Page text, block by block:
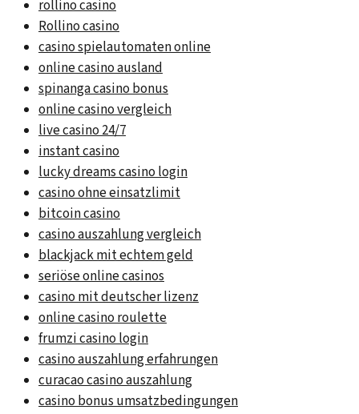
rollino casino
Rollino casino
casino spielautomaten online
online casino ausland
spinanga casino bonus
online casino vergleich
live casino 24/7
instant casino
lucky dreams casino login
casino ohne einsatzlimit
bitcoin casino
casino auszahlung vergleich
blackjack mit echtem geld
seriöse online casinos
casino mit deutscher lizenz
online casino roulette
frumzi casino login
casino auszahlung erfahrungen
curacao casino auszahlung
casino bonus umsatzbedingungen